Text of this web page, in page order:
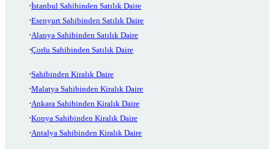
İstanbul Sahibinden Satılık Daire
Esenyurt Sahibinden Satılık Daire
Alanya Sahibinden Satılık Daire
Çorlu Sahibinden Satılık Daire
Sahibinden Kiralık Daire
Malatya Sahibinden Kiralık Daire
Ankara Sahibinden Kiralık Daire
Konya Sahibinden Kiralık Daire
Antalya Sahibinden Kiralık Daire